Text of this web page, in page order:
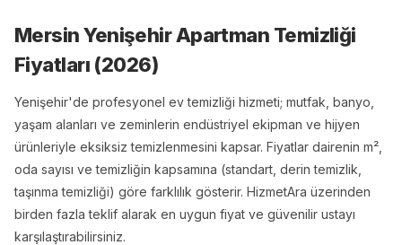
Mersin Yenişehir Apartman Temizliği
Fiyatları (2026)
Yenişehir'de profesyonel ev temizliği hizmeti; mutfak, banyo,
yaşam alanları ve zeminlerin endüstriyel ekipman ve hijyen
ürünleriyle eksiksiz temizlenmesini kapsar. Fiyatlar dairenin m²,
oda sayısı ve temizliğin kapsamına (standart, derin temizlik,
taşınma temizliği) göre farklılık gösterir. HizmetAra üzerinden
birden fazla teklif alarak en uygun fiyat ve güvenilir ustayı
karşılaştırabilirsiniz.